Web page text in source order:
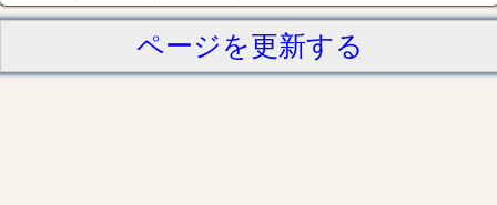
ページを更新する